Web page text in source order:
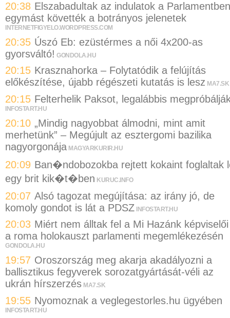
20:38 Elszabadultak az indulatok a
egymást követték a botrányos jelenetek
INTERNETFIGYELO.WORDPRESS.COM
20:35 Úszó Eb: ezüstérmes a női 4x200-as
gyorsváltó! GONDOLA.HU
20:15 Krasznahorka – Folytatódik a felújítás
előkészítése, újabb régészeti kutatás is lesz MA7.SK
20:15 Felterhelik Paksot, legalábbis
INFOSTART.HU
20:10 „Mindig nagyobbat álmodni, mint amit
merhetünk” – Megújult az esztergomi bazilika
nagyorgonája MAGYARKURIR.HU
20:09 Ban�ndobozokba rejtett kokaint foglaltak
egy brit kik�t�ben KURUC.INFO
20:07 Alsó tagozat megújítása: az irány jó, de
komoly gondot is lát a PDSZ INFOSTART.HU
20:03 Miért nem álltak fel a Mi Hazánk képviselői
a roma holokauszt parlamenti megemlékezésén
GONDOLA.HU
19:57 Oroszország meg akarja akadályozni a
ballisztikus fegyverek sorozatgyártását-véli az
ukrán hírszerzés MA7.SK
19:55 Nyomoznak a veglegestorles.hu ügyében
INFOSTART.HU